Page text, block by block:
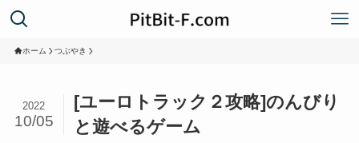
ホーム つぶやき
[ユーロトラック２攻略]のんびり
と遊べるゲーム
2022
10/05